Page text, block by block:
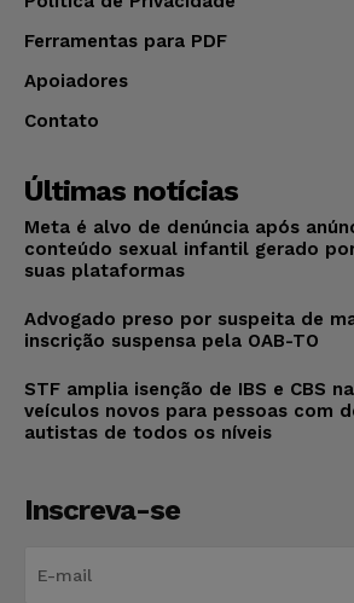
Ferramentas para PDF
Apoiadores
Contato
Últimas notícias
Meta é alvo de denúncia após
conteúdo sexual infantil gerado
suas plataformas
Advogado preso por suspeita de
inscrição suspensa pela OAB-TO
STF amplia isenção de IBS e CBS
veículos novos para pessoas com
autistas de todos os níveis
Inscreva-se